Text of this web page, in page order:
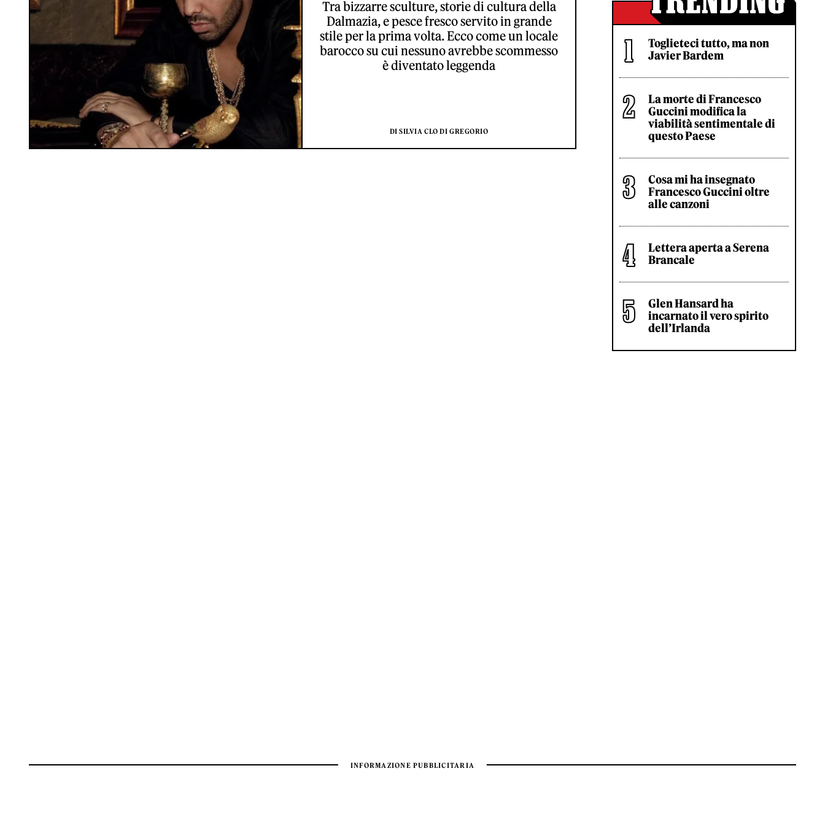
Tra bizzarre sculture, storie di cultura della
Dalmazia, e pesce fresco servito in grande
stile per la prima volta. Ecco come un locale
barocco su cui nessuno avrebbe scommesso
è diventato leggenda
DI SILVIA CLO DI GREGORIO
Toglieteci tutto, ma non
Javier Bardem
La morte di Francesco
Guccini modifica la
viabilità sentimentale di
questo Paese
Cosa mi ha insegnato
Francesco Guccini oltre
alle canzoni
Lettera aperta a Serena
Brancale
Glen Hansard ha
incarnato il vero spirito
dell’Irlanda